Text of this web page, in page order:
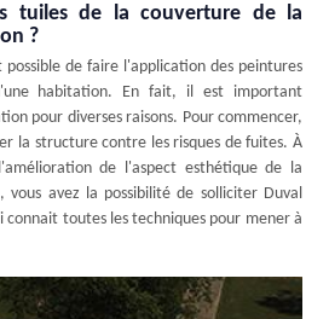
tuiles de la couverture de la
?
possible de faire l'application des peintures
habitation. En fait, il est important
pour diverses raisons. Pour commencer,
la structure contre les risques de fuites. À
de l'aspect esthétique de la
vous avez la possibilité de solliciter Duval
connait toutes les techniques pour mener à